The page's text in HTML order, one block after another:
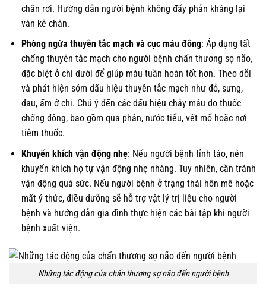
chân rơi. Hướng dẫn người bệnh không đẩy phản kháng lại
ván kê chân.
Phòng ngừa thuyên tắc mạch và cục máu đông: Áp dụng tất
chống thuyên tắc mạch cho người bệnh chấn thương sọ não,
đặc biệt ở chi dưới để giúp máu tuần hoàn tốt hơn. Theo dõi
và phát hiện sớm dấu hiệu thuyên tắc mạch như đỏ, sưng,
đau, ấm ở chi. Chú ý đến các dấu hiệu chảy máu do thuốc
chống đông, bao gồm qua phân, nước tiểu, vết mổ hoặc nơi
tiêm thuốc.
Khuyến khích vận động nhẹ: Nếu người bệnh tỉnh táo, nên
khuyến khích họ tự vận động nhẹ nhàng. Tuy nhiên, cần tránh
vận động quá sức. Nếu người bệnh ở trạng thái hôn mê hoặc
mất ý thức, điều dưỡng sẽ hỗ trợ vật lý trị liệu cho người
bệnh và hướng dẫn gia đình thực hiện các bài tập khi người
bệnh xuất viện.
Những tác động của chấn thương sợ não đến người bệnh